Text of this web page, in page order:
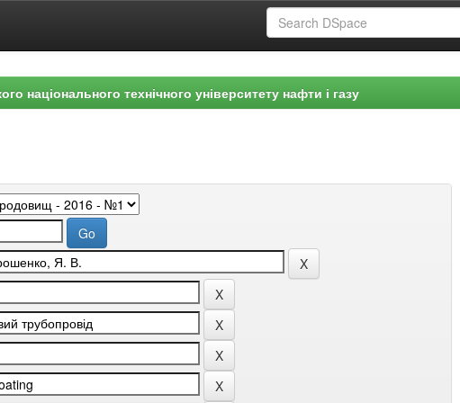
національного технічного університету нафти і газу